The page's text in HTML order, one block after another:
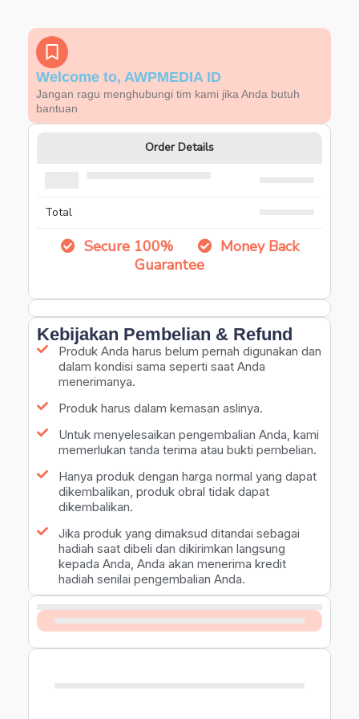
Welcome to, AWPMEDIA ID
Jangan ragu menghubungi tim kami jika Anda butuh
bantuan
Order Details
Total
Secure 100%
Money Back
Guarantee
Kebijakan Pembelian & Refund
Produk Anda harus belum pernah digunakan dan
dalam kondisi sama seperti saat Anda
menerimanya.
Produk harus dalam kemasan aslinya.
Untuk menyelesaikan pengembalian Anda, kami
memerlukan tanda terima atau bukti pembelian.
Hanya produk dengan harga normal yang dapat
dikembalikan, produk obral tidak dapat
dikembalikan.
Jika produk yang dimaksud ditandai sebagai
hadiah saat dibeli dan dikirimkan langsung
kepada Anda, Anda akan menerima kredit
hadiah senilai pengembalian Anda.